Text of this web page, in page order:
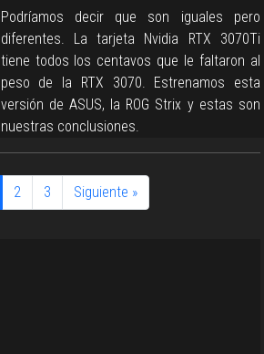
Podríamos decir que son iguales pero
diferentes. La tarjeta Nvidia RTX 3070Ti
tiene todos los centavos que le faltaron al
peso de la RTX 3070. Estrenamos esta
versión de ASUS, la ROG Strix y estas son
nuestras conclusiones.
2 3 Siguiente »